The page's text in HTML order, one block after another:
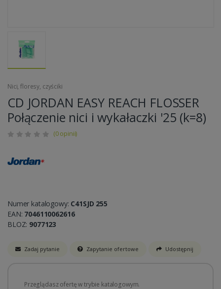
Nici, floresy, czyściki
CD JORDAN EASY REACH FLOSSER
Połączenie nici i wykałaczki '25 (k=8)
(0 opinii)
Numer katalogowy: C41SJD 255
EAN: 7046110062616
BLOZ: 9077123
Zadaj pytanie Zapytanie ofertowe Udostępnij
Przeglądasz ofertę w trybie katalogowym.